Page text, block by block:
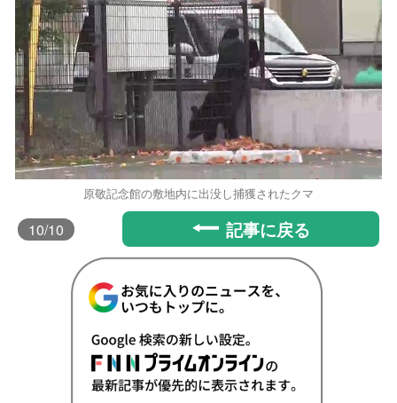
原敬記念館の敷地内に出没し捕獲されたクマ
10/10 記事に戻る